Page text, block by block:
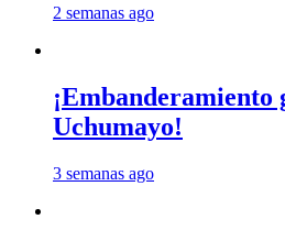
2 semanas ago
¡Embanderamiento
Uchumayo!
3 semanas ago